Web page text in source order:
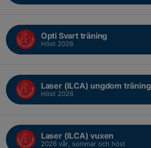
Opti Svart träning
Höst 2026
Laser (ILCA) ungdom träning
Höst 2026
Laser (ILCA) vuxen
2026 vår, sommar och höst